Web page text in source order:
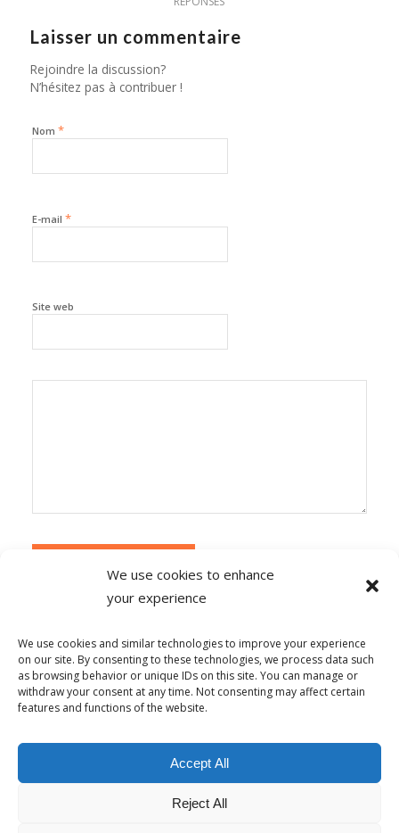
We use cookies to enhance
your experience
We use cookies and similar technologies to improve your experience
on our site. By consenting to these technologies, we process data such
as browsing behavior or unique IDs on this site. You can manage or
withdraw your consent at any time. Not consenting may affect certain
features and functions of the website.
Accept All
Reject All
Laisser un commentaire
Rejoindre la discussion?
N’hésitez pas à contribuer !
Nom *
E-mail *
Site web
Ce site utilise Akismet pour réduire les
données de vos commentaires sont traitées.
© Copyright - Alpha-b 2019-2026 -powered by Enfold WordPress
Conditions générales de vente Politique de confidentialité